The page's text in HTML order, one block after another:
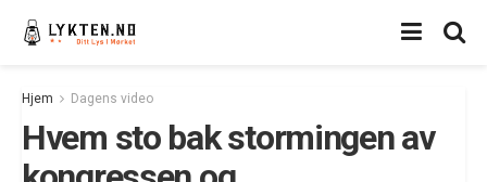
Hjem Dagens video
Hvem sto bak stormingen av